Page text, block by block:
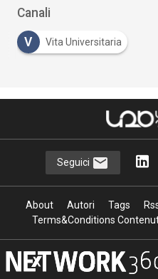
Canali
V Vita Universitaria
Seguici
About Autori Tags
Terms&Conditions